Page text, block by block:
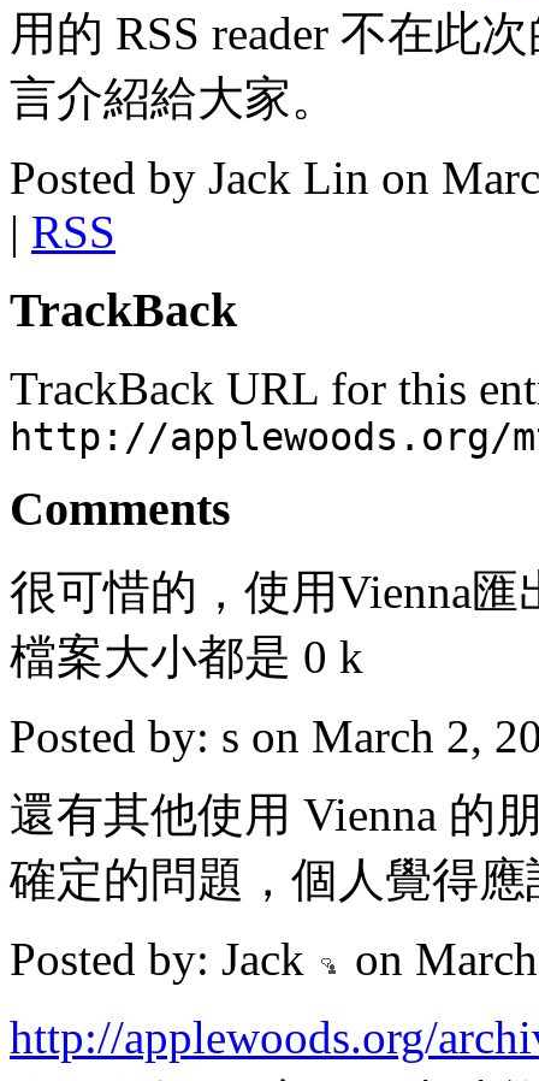
用的 RSS reader 不在此
言介紹給大家。
Posted by Jack Lin on
| RSS
TrackBack
TrackBack URL for this
http://applewoods.org/
Comments
很可惜的，使用Vienna
檔案大小都是 0 k
Posted by: s on March 2,
還有其他使用 Vienna 的
確定的問題，個人覺得
Posted by: Jack
on
http://applewoods.org/